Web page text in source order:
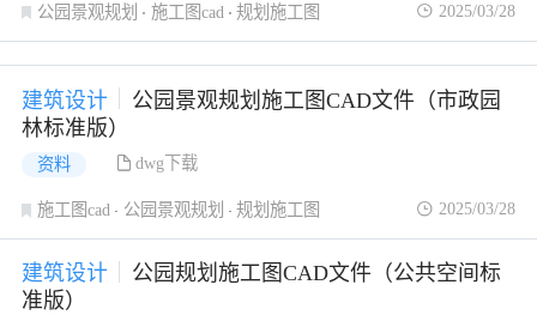
公园景观规划 施工图cad 规划施工图 2025/03/28
建筑设计
公园景观规划施工图CAD文件（市政园
林标准版）
资料 dwg下载
施工图cad 公园景观规划 规划施工图 2025/03/28
建筑设计
公园规划施工图CAD文件（公共空间标
准版）